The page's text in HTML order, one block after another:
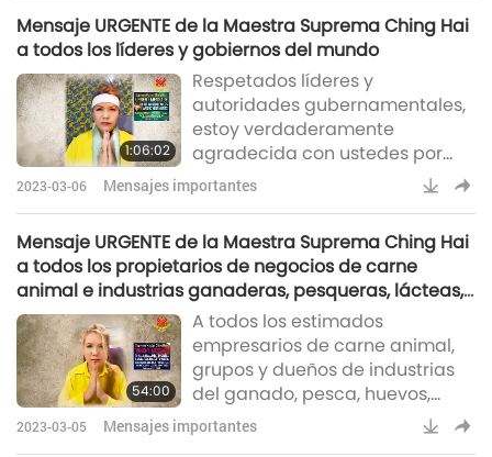
enfadado. La Tierra está
enfadada. La Naturaleza está
enfadada, esperando que
retornemos a la naturaleza
original, amable y amorosa,
como Dios pretendía que
tuviéramos, para salvar a otros,
a nosotros mismos y a
Mensaje URGENTE de la Maestra Suprema Ching Hai
a todos los líderes y gobiernos del mundo
1:06:02
Respetados líderes y
autoridades gubernamentales,
estoy verdaderamente
agradecida con ustedes por
todo lo que han hecho hasta
hoy, para ayudar a nuestro
doy las gracias a todos. Esto es
solo un recordatorio, porque yo
sé que ustedes saben qué es lo
correcto que hay que hacer.
Deben proteger a todos bajos
sus alas - a los conciudadanos
y a los cohabitantes, es
2023-03-06 Mensajes importantes
Mensaje URGENTE de la Maestra Suprema Ching Hai
a todos los propietarios de negocios de carne
animal e industrias ganaderas, pesqueras, lácteas,
de huevos, piel, laboratorios de experimentación,
industrias cosméticas y del cuero
54:00
A todos los estimados
empresarios de carne animal,
grupos y dueños de industrias
del ganado, pesca, huevos,
leche, piel, laboratorios de
experimentación, industrias
2023-03-05 Mensajes importantes